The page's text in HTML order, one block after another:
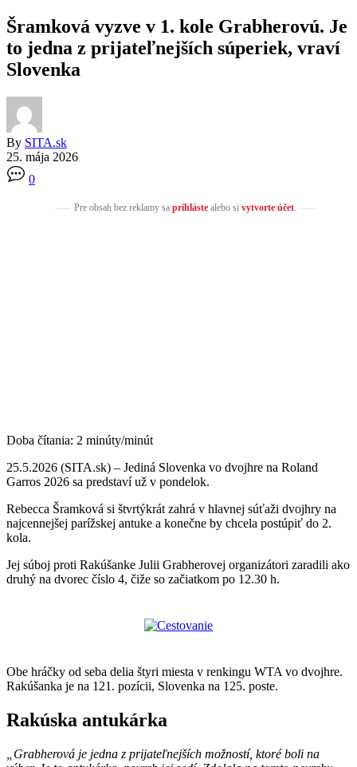
Šramková vyzve v 1. kole Grabherovú. Je
to jedna z prijateľnejších súperiek, vraví
Slovenka
By SITA.sk
25. mája 2026
0
Pre obsah bez reklamy sa prihlástealebo si vytvorte účet.
Doba čítania: 2 minúty/minút
25.5.2026 (SITA.sk) – Jediná Slovenka vo dvojhre na Roland
Garros 2026 sa predstaví už v pondelok.
Rebecca Šramková si štvrtýkrát zahrá v hlavnej súťaži dvojhry na
najcennejšej parížskej antuke a konečne by chcela postúpiť do 2.
kola.
Jej súboj proti Rakúšanke Julii Grabherovej organizátori zaradili ako
druhý na dvorec číslo 4, čiže so začiatkom po 12.30 h.
Obe hráčky od seba delia štyri miesta v renkingu WTA vo dvojhre.
Rakúšanka je na 121. pozícii, Slovenka na 125. poste.
Rakúska antukárka
„Grabherová je jedna z prijateľnejších možností, ktoré boli na